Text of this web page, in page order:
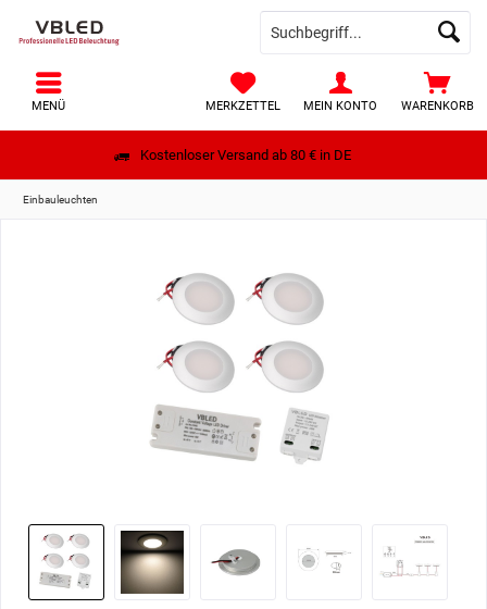
Kostenloser Versand ab 80 € in DE
WARENKORB
MERKZETTEL MEIN KONTO
MENÜ
Einbauleuchten